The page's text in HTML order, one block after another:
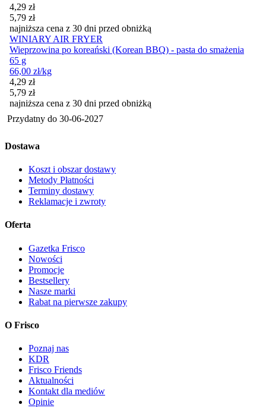
Cena promocyjna
4,29 zł
5,79 zł
najniższa cena z 30 dni przed obniżką
WINIARY AIR FRYER
Wieprzowina po koreański (Korean BBQ) - pasta do smażenia
65 g
66,00 zł/kg
Cena promocyjna
4,29 zł
5,79 zł
najniższa cena z 30 dni przed obniżką
Przydatny do 30-06-2027
Dostawa
Koszt i obszar dostawy
Metody Płatności
Terminy dostawy
Reklamacje i zwroty
Oferta
Gazetka Frisco
Nowości
Promocje
Bestsellery
Nasze marki
Rabat na pierwsze zakupy
O Frisco
Poznaj nas
KDR
Frisco Friends
Aktualności
Kontakt dla mediów
Opinie